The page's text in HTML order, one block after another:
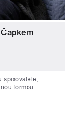
spisovatele,
formou.